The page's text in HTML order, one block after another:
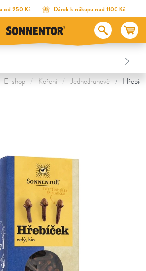
od 950 Kč Dárek k nákupu nad 1100 Kč
E-shop Koření Jednodruhové